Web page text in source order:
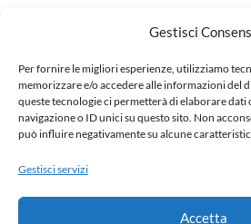
Gestisci
Per fornire le migliori esperienze, utilizziamo
memorizzare e/o accedere alle informazioni del
queste tecnologie ci permetterà di elaborare
navigazione o ID unici su questo sito. Non
può influire negativamente su alcune
Gestisci servizi
Accetta
Calciomercato Juventus In
il colpo dell’estate 2026!
Calciomercato Juventus In